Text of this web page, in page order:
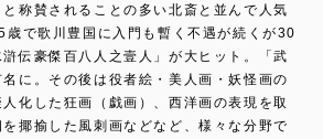
称賛されることの多い北斎と並んで人気
歳で歌川豊国に入門も暫く不遇が続くが30
伝豪傑百八人之壹人」が大ヒット。「武
に。その後は役者絵・美人画・妖怪画の
化した狂画（戯画）、西洋画の表現を取
揶揄した風刺画などなど、様々な分野で